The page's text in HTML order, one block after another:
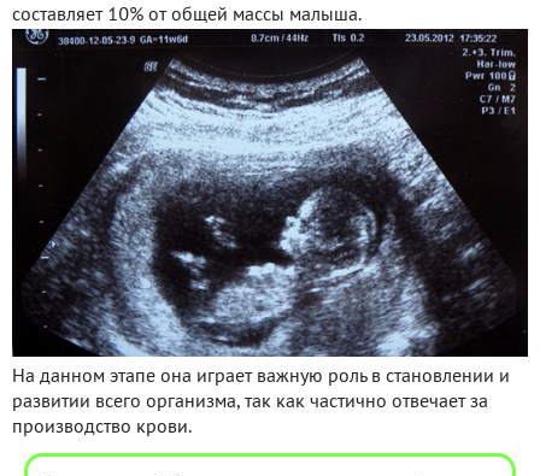
составляет 10% от общей массы малыша.
На данном этапе она играет важную роль в становлении и
развитии всего организма, так как частично отвечает за
производство крови.